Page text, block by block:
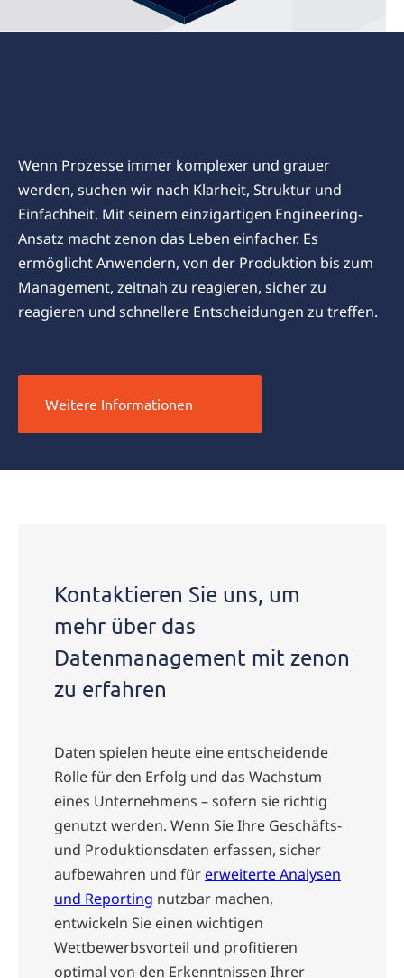
Wenn Prozesse immer komplexer und grauer
werden, suchen wir nach Klarheit, Struktur und
Einfachheit. Mit seinem einzigartigen Engineering-
Ansatz macht zenon das Leben einfacher. Es
ermöglicht Anwendern, von der Produktion bis zum
Management, zeitnah zu reagieren, sicher zu
reagieren und schnellere Entscheidungen zu treffen.
Weitere Informationen
Kontaktieren Sie uns, um
mehr über das
Datenmanagement mit zenon
zu erfahren
Daten spielen heute eine entscheidende
Rolle für den Erfolg und das Wachstum
eines Unternehmens – sofern sie richtig
genutzt werden. Wenn Sie Ihre Geschäfts-
und Produktionsdaten erfassen, sicher
aufbewahren und fürerweiterte Analysen
und Reporting nutzbar machen,
entwickeln Sie einen wichtigen
Wettbewerbsvorteil und profitieren
optimal von den Erkenntnissen Ihrer